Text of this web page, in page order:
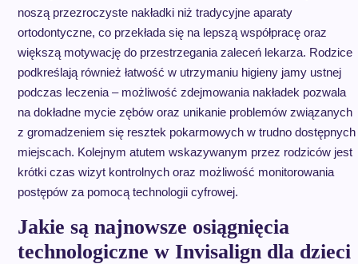
noszą przezroczyste nakładki niż tradycyjne aparaty
ortodontyczne, co przekłada się na lepszą współpracę oraz
większą motywację do przestrzegania zaleceń lekarza. Rodzice
podkreślają również łatwość w utrzymaniu higieny jamy ustnej
podczas leczenia – możliwość zdejmowania nakładek pozwala
na dokładne mycie zębów oraz unikanie problemów związanych
z gromadzeniem się resztek pokarmowych w trudno dostępnych
miejscach. Kolejnym atutem wskazywanym przez rodziców jest
krótki czas wizyt kontrolnych oraz możliwość monitorowania
postępów za pomocą technologii cyfrowej.
Jakie są najnowsze osiągnięcia
technologiczne w Invisalign dla dzieci